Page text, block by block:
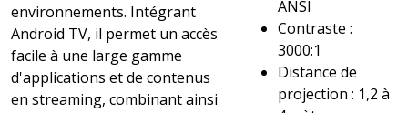
environnements. Intégrant
Android TV, il permet un accès
facile à une large gamme
d'applications et de contenus
en streaming, combinant ainsi
ANSI
Contraste :
3000:1
Distance de
projection : 1,2 à